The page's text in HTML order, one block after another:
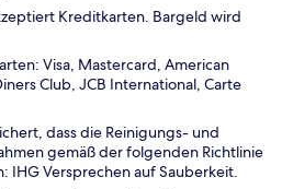
Kreditkarten. Bargeld wird
Visa, Mastercard, American
Club, JCB International, Carte
dass die Reinigungs- und
gemäß der folgenden Richtlinie
IHG Versprechen auf Sauberkeit.